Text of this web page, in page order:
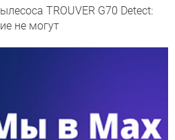
TROUVER G70 Detect:
не могут